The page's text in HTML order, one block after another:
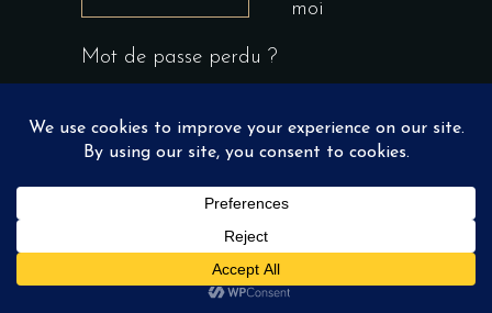
moi
Mot de passe perdu ?